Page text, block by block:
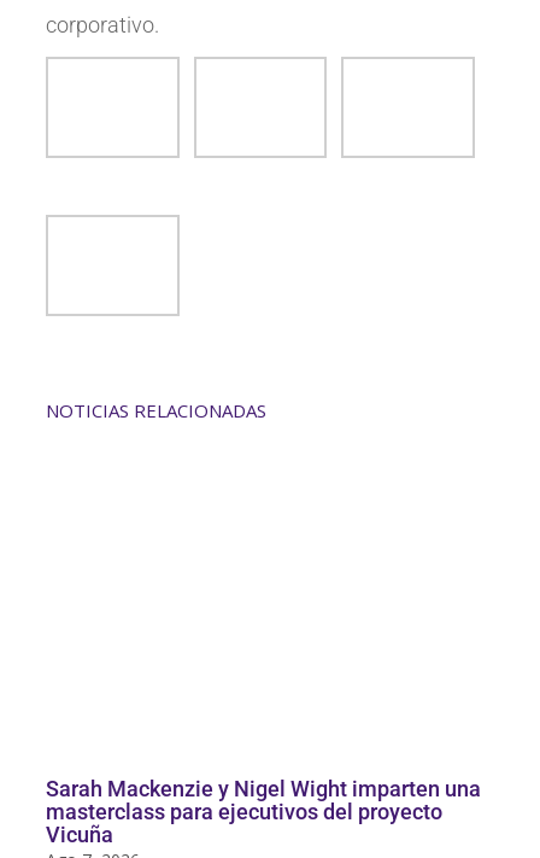
corporativo.
NOTICIAS RELACIONADAS
Sarah Mackenzie y Nigel Wight imparten una
masterclass para ejecutivos del proyecto
Vicuña